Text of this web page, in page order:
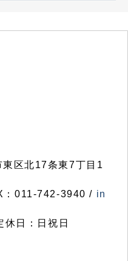
区北17条東7丁目1
011-742-3940 / in
日：日祝日